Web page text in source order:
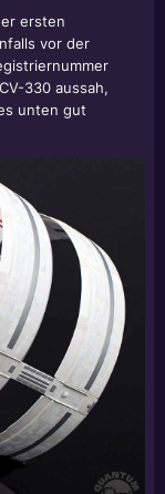
ersten
vor der
330 aussah,
unten gut